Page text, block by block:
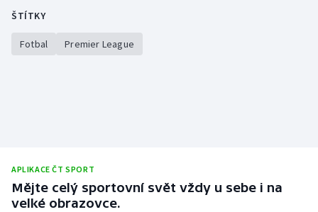
ŠTÍTKY
Fotbal Premier League
APLIKACE ČT SPORT
Mějte celý sportovní svět vždy u sebe i na
velké obrazovce.